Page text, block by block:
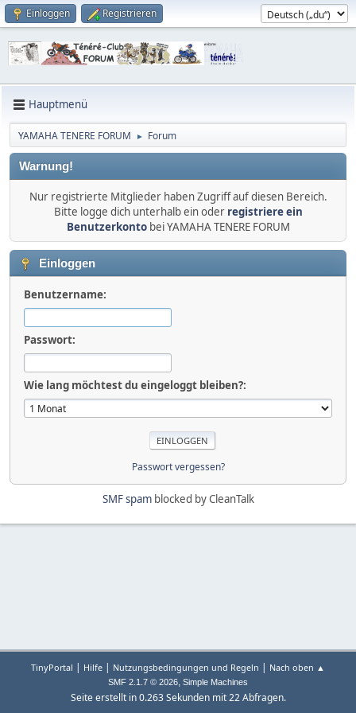
Einloggen Registrieren
Hauptmenü
YAMAHA TENERE FORUM ► Forum
Warnung!
Nur registrierte Mitglieder haben Zugriff auf diesen Bereich.
Bitte logge dich unterhalb ein oder registriere ein
Benutzerkontobei YAMAHA TENERE FORUM
Einloggen
Benutzername:
Passwort:
Wie lang möchtest du eingeloggt bleiben?:
Passwort vergessen?
SMF spamblocked by CleanTalk
TinyPortal | Hilfe | Nutzungsbedingungen und Regeln | Nach oben ▲
SMF 2.1.7 © 2026, Simple Machines
Seite erstellt in 0.263 Sekunden mit 22 Abfragen.